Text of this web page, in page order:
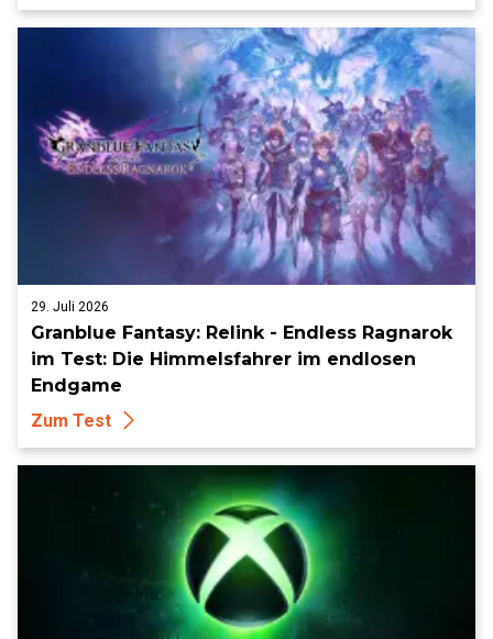
29. Juli 2026
Granblue Fantasy: Relink - Endless Ragnarok
im Test: Die Himmelsfahrer im endlosen
Endgame
Zum Test